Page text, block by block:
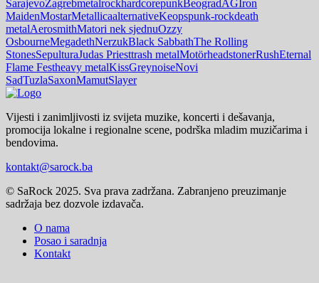
SarajevoZagrebmetal rockhardcorepunkBeogradAG Iron
MaidenMostarMetallicaalternativeKeopspunk-rockdeath
metalAerosmithMatori nek sjednuOzzy
OsbourneMegadethNerzukBlack SabbathThe Rolling
StonesSepulturaJudas Priesttrash metalMotörheadstonerRushEternal
Flame Festheavy metalKissGreynoiseNovi
SadTuzlaSaxonMamutSlayer
Vijesti i zanimljivosti iz svijeta muzike, koncerti i dešavanja,
promocija lokalne i regionalne scene, podrška mladim muzičarima i
bendovima.
kontakt@sarock.ba
© SaRock 2025. Sva prava zadržana. Zabranjeno preuzimanje
sadržaja bez dozvole izdavača.
O nama
Posao i saradnja
Kontakt